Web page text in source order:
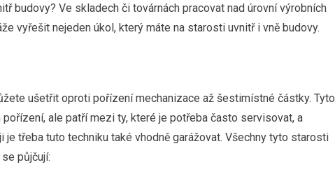
budovy? Ve skladech či továrnách pracovat nad úrovní výrobních
vyřešit nejeden úkol, který máte na starosti uvnitř i vně budovy.
ušetřit oproti pořízení mechanizace až šestimístné částky. Tyto
ale patří mezi ty, které je potřeba často servisovat, a
třeba tuto techniku také vhodně garážovat. Všechny tyto starosti
půjčují: